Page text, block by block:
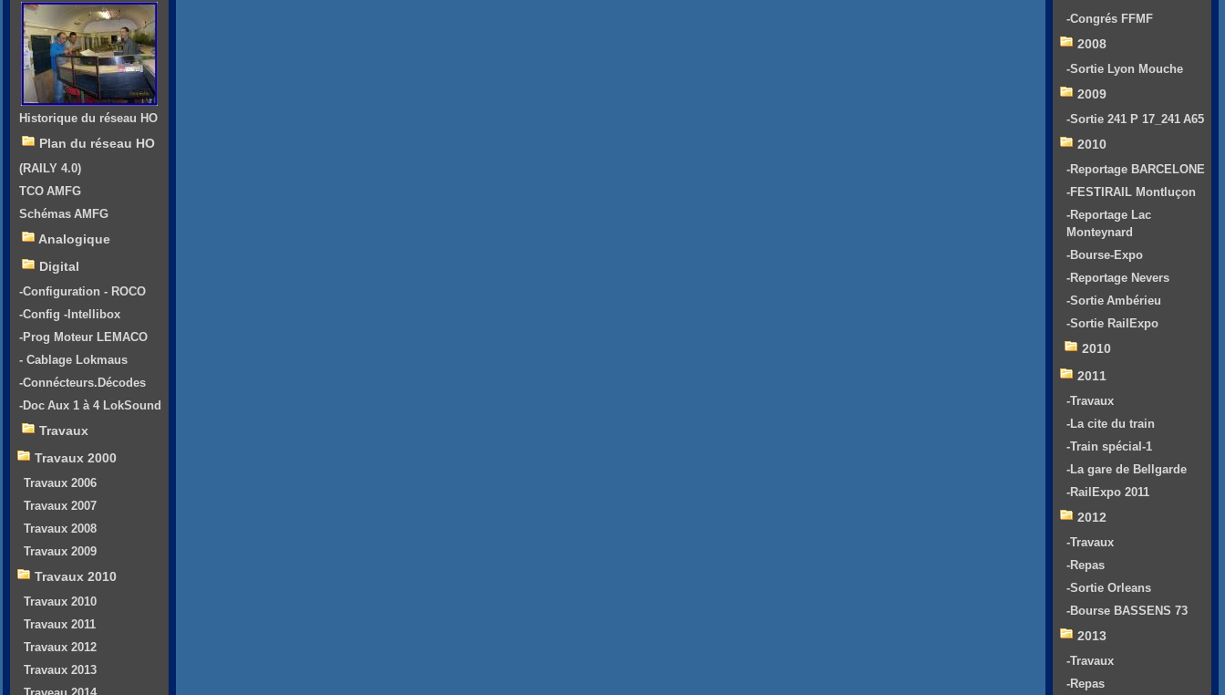
Historique du réseau HO
Plan du réseau HO
(RAILY 4.0)
TCO AMFG
Schémas AMFG
Analogique
Digital
-Configuration - ROCO
-Config -Intellibox
-Prog Moteur LEMACO
- Cablage Lokmaus
-Connécteurs.Décodes
-Doc Aux 1 à 4 LokSound
Travaux
Travaux 2000
Travaux 2006
Travaux 2007
Travaux 2008
Travaux 2009
Travaux 2010
Travaux 2010
Travaux 2011
Travaux 2012
Travaux 2013
-Congrés FFMF
2008
-Sortie Lyon Mouche
2009
-Sortie 241 P 17_241 A65
2010
-Reportage BARCELONE
-FESTIRAIL Montluçon
-Reportage Lac
Monteynard
-Bourse-Expo
-Reportage Nevers
-Sortie Ambérieu
-Sortie RailExpo
2010
2011
-Travaux
-La cite du train
-Train spécial-1
-La gare de Bellgarde
-RailExpo 2011
2012
-Travaux
-Repas
-Sortie Orleans
-Bourse BASSENS 73
2013
-Travaux
-Repas